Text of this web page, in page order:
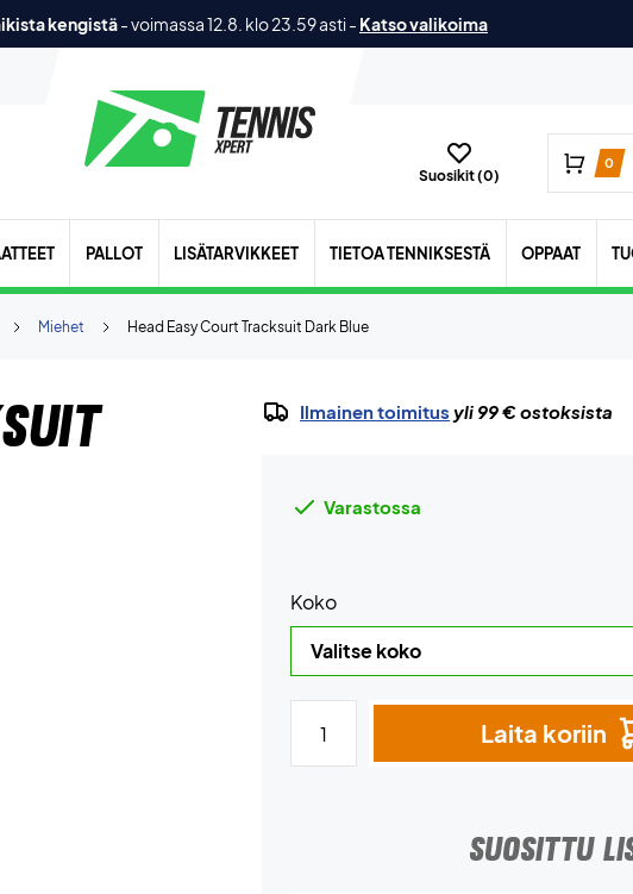
kengistä-voimassa 12.8. klo 23.59 asti- Katso valikoima
Suosikit (0)
0
PALLOT LISÄTARVIKKEET TIETOA TENNIKSESTÄ OPPAAT
Head Easy Court Tracksuit Dark Blue
Miehet
Ilmainen toimitus yli 99 € ostoksista
Varastossa
Koko
Laita koriin
SUOSITTU